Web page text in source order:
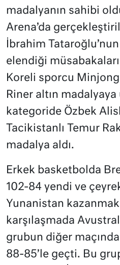
madalyanın sahibi
Arena’da
İbrahim
elendiği
Koreli sporcu Minjong
Riner altın madalyaya
kategoride Özbek
Tacikistanlı Temur
madalya aldı.
Erkek basketbolda
102-84 yendi ve
Yunanistan
karşılaşmada
grubun diğer maçında
88-85’le geçti. Bu